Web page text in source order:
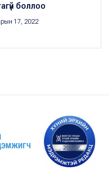
боллоо
17, 2022